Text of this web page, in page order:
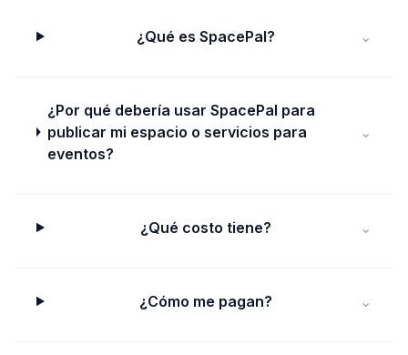
¿Qué es SpacePal? ⌄
¿Por qué debería usar SpacePal para
publicar mi espacio o servicios para
eventos?
⌄
¿Qué costo tiene? ⌄
¿Cómo me pagan? ⌄